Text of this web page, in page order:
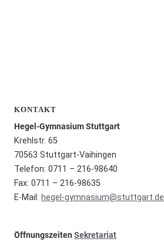
KONTAKT
Hegel-Gymnasium Stuttgart
Krehlstr. 65
70563 Stuttgart-Vaihingen
Telefon: 0711 – 216-98640
Fax: 0711 – 216-98635
E-Mail: hegel-gymnasium@stuttgart.de
Öffnungszeiten Sekretariat